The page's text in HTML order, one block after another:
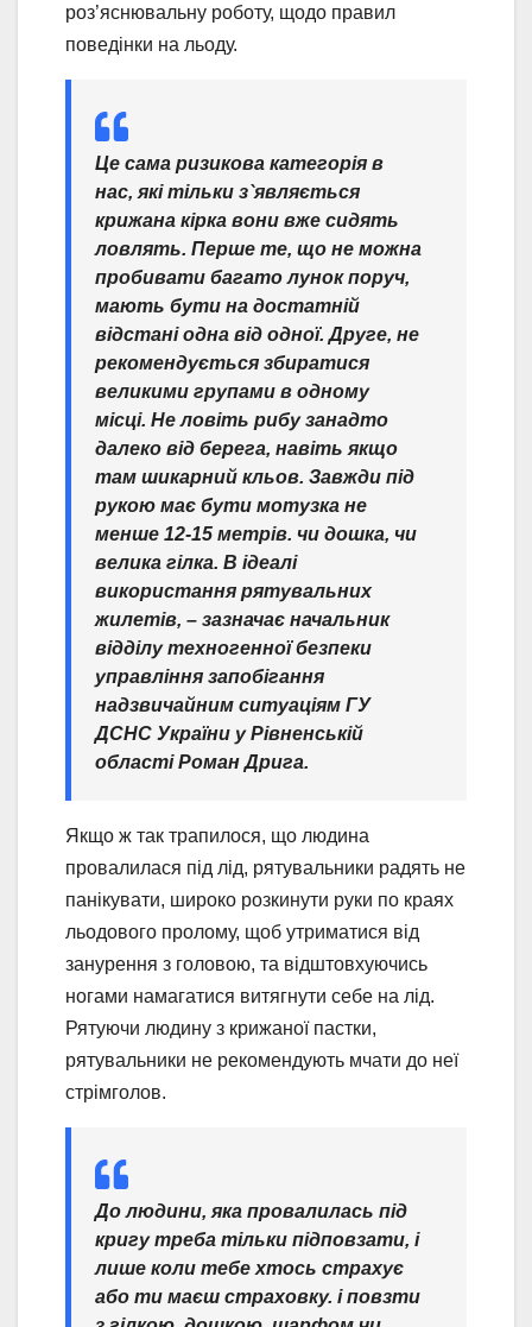
роз’яснювальну роботу, щодо правил
поведінки на льоду.
Це сама ризикова категорія в
нас, які тільки з`являється
крижана кірка вони вже сидять
ловлять. Перше те, що не можна
пробивати багато лунок поруч,
мають бути на достатній
відстані одна від одної. Друге, не
рекомендується збиратися
великими групами в одному
місці. Не ловіть рибу занадто
далеко від берега, навіть якщо
там шикарний кльов. Завжди під
рукою має бути мотузка не
менше 12-15 метрів. чи дошка, чи
велика гілка. В ідеалі
використання рятувальних
жилетів, – зазначає начальник
відділу техногенної безпеки
управління запобігання
надзвичайним ситуаціям ГУ
ДСНС України у Рівненській
області Роман Дрига.
Якщо ж так трапилося, що людина
провалилася під лід, рятувальники радять не
панікувати, широко розкинути руки по краях
льодового пролому, щоб утриматися від
занурення з головою, та відштовхуючись
ногами намагатися витягнути себе на лід.
Рятуючи людину з крижаної пастки,
рятувальники не рекомендують мчати до неї
стрімголов.
До людини, яка провалилась під
кригу треба тільки підповзати, і
лише коли тебе хтось страхує
або ти маєш страховку. і повзти